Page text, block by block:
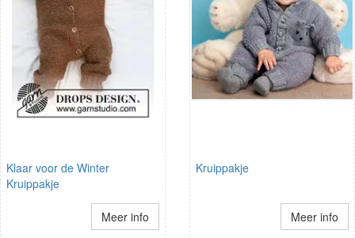
Klaar voor de Winter
Kruippakje
Meer info
Kruippakje
Meer info